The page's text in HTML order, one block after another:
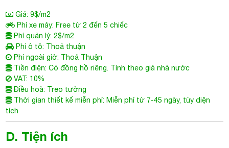
Giá: 9$/m2
Phí xe máy: Free từ 2 đến 5 chiếc
Phí quản lý: 2$/m2
Phí ô tô: Thoả thuận
Phí ngoài giờ: Thoả Thuận
Tiền điện: Có đồng hồ riêng. Tính theo giá nhà nước
VAT: 10%
Điều hoà: Treo tường
Thời gian thiết kế miễn phí: Miễn phí từ 7-45 ngày, tùy diện
tích
D. Tiện ích